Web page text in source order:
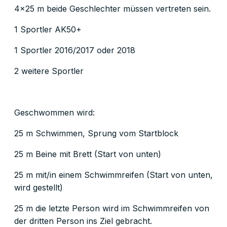
4x25 m beide Geschlechter müssen vertreten sein.
1 Sportler AK50+
1 Sportler 2016/2017 oder 2018
2 weitere Sportler
Geschwommen wird:
25 m Schwimmen, Sprung vom Startblock
25 m Beine mit Brett (Start von unten)
25 m mit/in einem Schwimmreifen (Start von unten,
wird gestellt)
25 m die letzte Person wird im Schwimmreifen von
der dritten Person ins Ziel gebracht.